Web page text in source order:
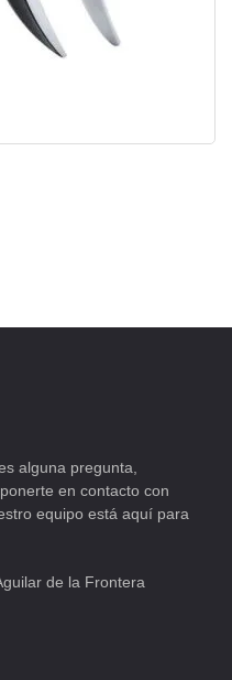
alguna pregunta,
en contacto con
equipo está aquí para
de la Frontera